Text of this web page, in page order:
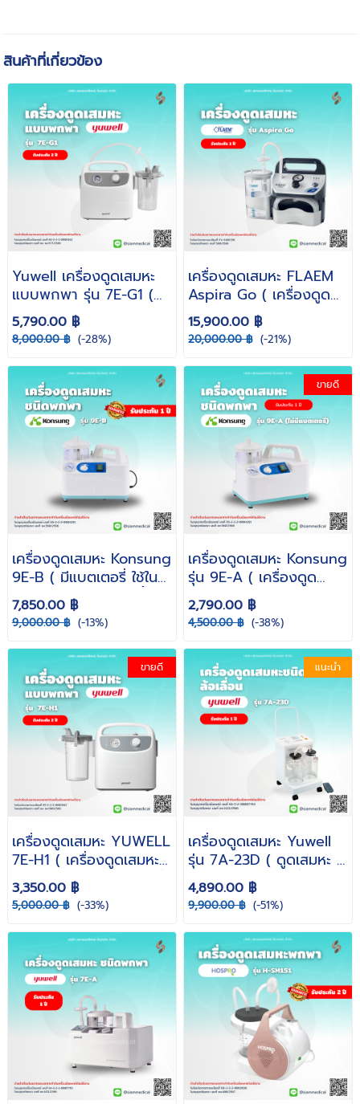
สินค้าที่เกี่ยวข้อง
Yuwell เครื่องดูดเสมหะ
แบบพกพา รุ่น 7E-G1 (
Suction มีแบตเตอรี
ชาร์จบนรถยนต์ )
5,790.00 ฿
8,000.00 ฿ (-28%)
เครื่องดูดเสมหะ FLAEM
Aspira Go ( เครื่องดูด
เสลด พกพา ใช้ในรถได้ )
15,900.00 ฿
20,000.00 ฿ (-21%)
เครื่องดูดเสมหะ Konsung
9E-B ( มีแบตเตอรี่ ใช้ใน
รถยนต์ ดูดเสลด ดูดน้ำมูก
ปรับแรงดูดสูงสุดได้ถึง
560 mmHg )
7,850.00 ฿
9,000.00 ฿ (-13%)
ขายดี
เครื่องดูดเสมหะ Konsung
รุ่น 9E-A ( เครื่องดูด
เสมหะ ดูดเสมหะ ผู้ป่วยติด
เตียง ไม่มีแบตเตอรี่ )
2,790.00 ฿
4,500.00 ฿ (-38%)
ขายดี
เครื่องดูดเสมหะ YUWELL
7E-H1 ( เครื่องดูดเสมหะผู้
ป่วยติดเตียง ดูดเสมหะ ที่
ดูดเสมหะ พกพา ดูดเสมหะ
ในคอ )
3,350.00 ฿
5,000.00 ฿ (-33%)
แนะนำ
เครื่องดูดเสมหะ Yuwell
รุ่น 7A-23D ( ดูดเสมหะ ผู้
ป่วยติดเตียง ล้อเลื่อน
ปรับระดับได้ เครื่อง
Suction )
4,890.00 ฿
9,900.00 ฿ (-51%)